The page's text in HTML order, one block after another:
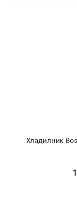
Хладилник